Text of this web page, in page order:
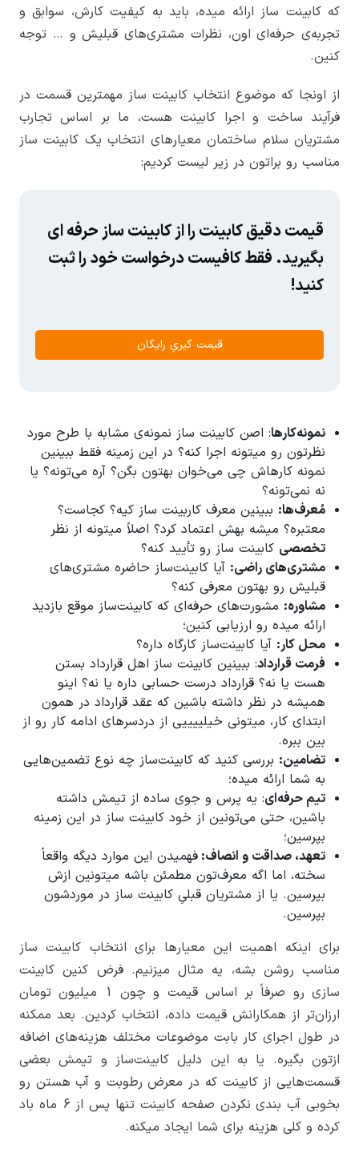
که کابینت ساز ارائه میده، باید به کیفیت کارش، سوابق و
تجربه‌ی حرفه‌ای اون، نظرات مشتری‌های قبلیش و … توجه
کنین.
از اونجا که موضوع انتخاب کابینت ساز مهمترین قسمت در
فرآیند ساخت و اجرا کابینت هست، ما بر اساس تجارب
مشتریان سلام ساختمان معیارهای انتخاب یک کابینت ساز
مناسب رو براتون در زیر لیست کردیم:
قیمت دقیق کابینت را از کابینت ساز حرفه ای
بگیرید. فقط کافیست درخواست خود را ثبت
کنید!
قیمت گیریِ رایگان
نمونه‌کارها: اصن کابینت ساز نمونه‌ی مشابه با طرح مورد
نظرتون رو میتونه اجرا کنه؟ در این زمینه فقط ببینین
نمونه کارهاش چی می‌خوان بهتون بگن؟ آره می‌تونه؟ یا
نه نمی‌تونه؟
مُعرف‌ها: ببینین معرف کاربینت ساز کیه؟ کجاست؟
معتبره؟ میشه بهش اعتماد کرد؟ اصلاً میتونه از نظر
تخصصی کابینت ساز رو تأیید کنه؟
مشتری‌های راضی: آیا کابینت‌ساز حاضره مشتری‌های
قبلیش رو بهتون معرفی کنه؟
مشاوره: مشورت‌های حرفه‌ای که کابینت‌ساز موقع بازدید
ارائه میده رو ارزیابی کنین؛
محل کار: آیا کابینت‌ساز کارگاه داره؟
فرمت قرارداد: ببینین کابینت ساز اهل قرارداد بستن
هست یا نه؟ قرارداد درست حسابی داره یا نه؟ اینو
همیشه در نظر داشته باشین که عقد قرارداد در همون
ابتدای کار، میتونی خیلییییی از دردسرهای ادامه کار رو از
بین ببره.
تضامین: بررسی کنید که کابینت‌ساز چه نوع تضمین‌هایی
به شما ارائه میده؛
تیم حرفه‌ای: یه پرس و جوی ساده از تیمش داشته
باشین، حتی می‌تونین از خود کابینت ساز در این زمینه
بپرسین؛
تعهد، صداقت و انصاف: فهمیدن این موارد دیگه واقعاً
سخته، اما اگه معرف‌تون مطمئن باشه میتونین ازش
بپرسین. یا از مشتریان قبلیِ کابینت ساز در موردشون
بپرسین.
برای اینکه اهمیت این معیارها برای انتخاب کابینت ساز
مناسب روشن بشه، یه مثال میزنیم. فرض کنین کابینت
سازی رو صرفاً بر اساس قیمت و چون 1 میلیون تومان
ارزان‌تر از همکارانش قیمت داده، انتخاب کردین. بعد ممکنه
در طول اجرای کار بابت موضوعات مختلف هزینه‌های اضافه
ازتون بگیره. یا به این دلیل کابینت‌ساز و تیمش بعضی
قسمت‌هایی از کابینت که در معرض رطوبت و آب هستن رو
بخوبی آب بندی نکردن صفحه کابینت تنها پس از 6 ماه باد
کرده و کلی هزینه برای شما ایجاد میکنه.